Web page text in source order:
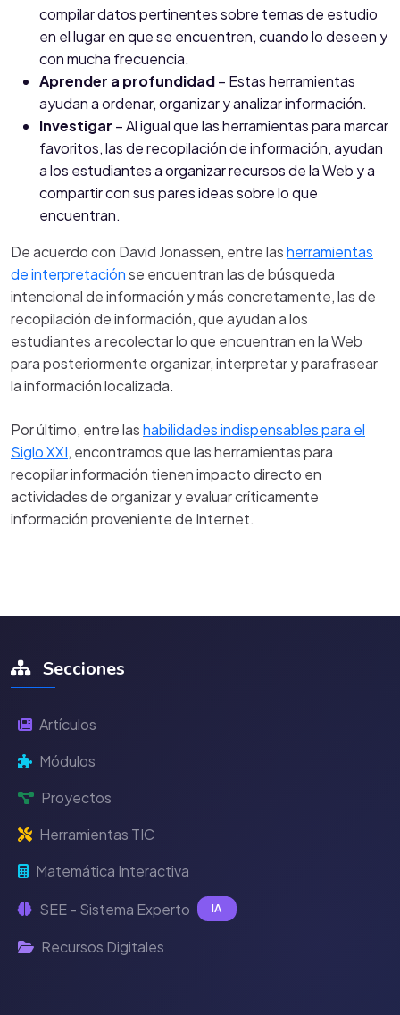
compilar datos pertinentes sobre temas de estudio
en el lugar en que se encuentren, cuando lo deseen y
con mucha frecuencia.
Aprender a profundidad– Estas herramientas
ayudan a ordenar, organizar y analizar información.
Investigar – Al igual que las herramientas para marcar
favoritos, las de recopilación de información, ayudan
a los estudiantes a organizar recursos de la Web y a
compartir con sus pares ideas sobre lo que
encuentran.
De acuerdo con David Jonassen, entre lasherramientas
de interpretaciónse encuentran las de búsqueda
intencional de información y más concretamente, las de
recopilación de información, que ayudan a los
estudiantes a recolectar lo que encuentran en la Web
para posteriormente organizar, interpretar y parafrasear
la información localizada.
Por último, entre lashabilidades indispensables para el
Siglo XXI, encontramos que las herramientas para
recopilar información tienen impacto directo en
actividades de organizar y evaluar críticamente
información proveniente de Internet.
Secciones
Artículos
Módulos
Proyectos
Herramientas TIC
Matemática Interactiva
SEE - Sistema Experto IA
Recursos Digitales